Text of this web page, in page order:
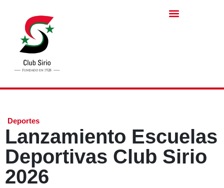
Deportes
Lanzamiento Escuelas
Deportivas Club Sirio
2026